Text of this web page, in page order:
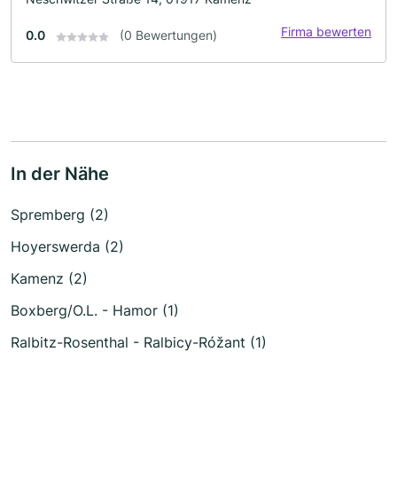
0.0 (0 Bewertungen) Firma bewerten
In der Nähe
Spremberg (2)
Hoyerswerda (2)
Kamenz (2)
Boxberg/O.L. - Hamor (1)
Ralbitz-Rosenthal - Ralbicy-Róžant (1)